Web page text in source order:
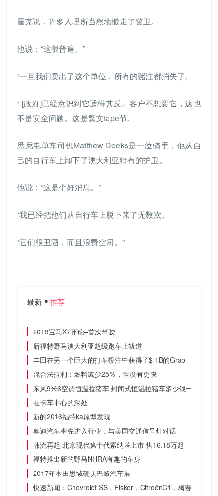
霍克说，许多人理所当然地撤走了警卫。
他说：“这很普遍。”
“一旦我们卖出了这个单位，所有的赌注都消失了。
“ [政府]已经意识到它适得其反。客户不想要它，这也
不是安全问题。这是繁文tape节。
悉尼电单车司机Matthew Deeks是一位骑手，他从自
己的自行车上卸下了澳大利亚特有的护卫。
他说：“这是个好消息。”
“我已经把他们从自行车上脱下来了无数次。
“它们很丑陋，而且浪费空间。”
最新 推荐
2019宝马X7评论–首次驾驶
新福特野马澳大利亚超级跑车上轨道
丰田在另一个巨大的打车投注中获得了$ 1B的Grab
混合法拉利：燃料减少25％，但没有更快
东风9米6空调恒温拉猪车 封闭式恒温拉猪车多少钱一辆
在卡车中心的深处
新的2016福特ka原型发现
奥迪汽车率先进入行业，与美国交通信号灯对话
韩流再起 北京现代第十代索纳塔上市 售16.18万起
福特推出新的野马NHRA有趣的车身
2017年本田思域确认巴黎汽车展
快速新闻：Chevrolet SS，Fisker，CitroënC1，梅赛德斯S级